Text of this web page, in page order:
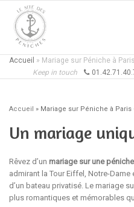
Accueil » Mariage sur Péniche à
Keep in touch
Accueil » Mariage sur Péniche à
Un mariage
Rêvez d’un mariage sur une
admirant la Tour Eiffel, Notre-
d’un bateau privatisé. Le mariage
plus romantiques et mémorables